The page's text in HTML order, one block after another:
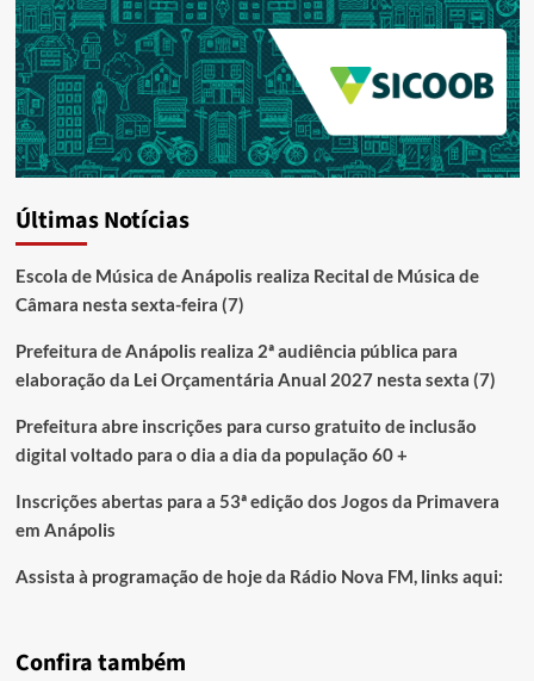
Últimas Notícias
Escola de Música de Anápolis realiza Recital de Música de
Câmara nesta sexta-feira (7)
Prefeitura de Anápolis realiza 2ª audiência pública para
elaboração da Lei Orçamentária Anual 2027 nesta sexta (7)
Prefeitura abre inscrições para curso gratuito de inclusão
digital voltado para o dia a dia da população 60 +
Inscrições abertas para a 53ª edição dos Jogos da Primavera
em Anápolis
Assista à programação de hoje da Rádio Nova FM, links aqui:
Confira também